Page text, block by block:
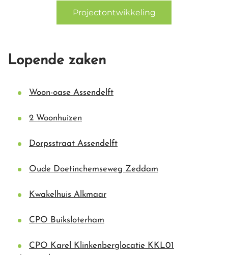
Projectontwikkeling
Lopende zaken
Woon-oase Assendelft
2 Woonhuizen
Dorpsstraat Assendelft
Oude Doetinchemseweg Zeddam
Kwakelhuis Alkmaar
CPO Buiksloterham
CPO Karel Klinkenberglocatie KKL01